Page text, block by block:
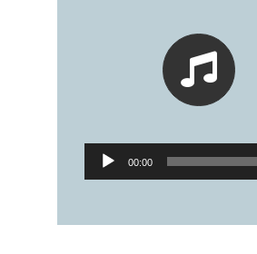
Audio-
Player
00:00